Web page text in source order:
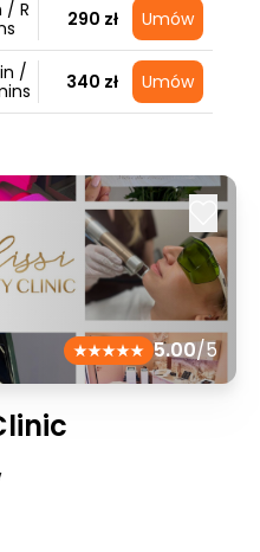
/ R
290 zł Umów
/
340 zł Umów
5.00/5